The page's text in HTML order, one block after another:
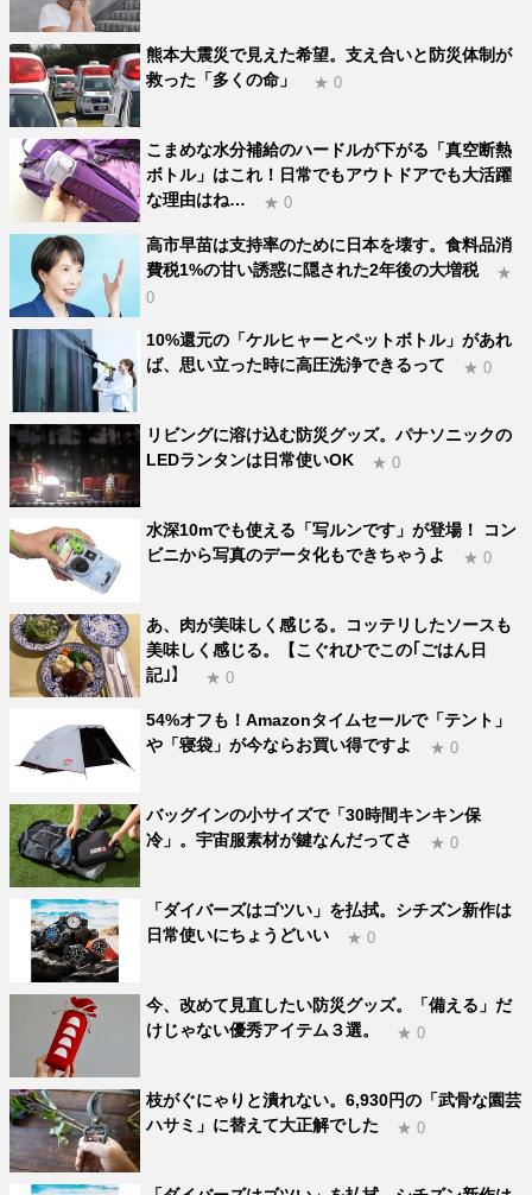
熊本大震災で見えた希望。支え合いと防災体制が
救った「多くの命」
★ 0
こまめな水分補給のハードルが下がる「真空断熱
ボトル」はこれ！日常でもアウトドアでも大活躍
な理由はね…
★ 0
高市早苗は支持率のために日本を壊す。食料品消
費税1%の甘い誘惑に隠された2年後の大増税
★
0
10%還元の「ケルヒャーとペットボトル」があれ
ば、思い立った時に高圧洗浄できるって
★ 0
リビングに溶け込む防災グッズ。パナソニックの
LEDランタンは日常使いOK
★ 0
水深10mでも使える「写ルンです」が登場！ コン
ビニから写真のデータ化もできちゃうよ
★ 0
あ、肉が美味しく感じる。コッテリしたソースも
美味しく感じる。【こぐれひでこの｢ごはん日
記｣】
★ 0
54%オフも！Amazonタイムセールで「テント」
や「寝袋」が今ならお買い得ですよ
★ 0
バッグインの小サイズで「30時間キンキン保
冷」。宇宙服素材が鍵なんだってさ
★ 0
「ダイバーズはゴツい」を払拭。シチズン新作は
日常使いにちょうどいい
★ 0
今、改めて見直したい防災グッズ。「備える」だ
けじゃない優秀アイテム３選。
★ 0
枝がぐにゃりと潰れない。6,930円の「武骨な園芸
ハサミ」に替えて大正解でした
★ 0